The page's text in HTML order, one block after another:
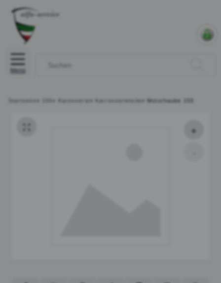
Menü
Startseite » » Karosserie » Karrosserieteile » Motorhaube 155